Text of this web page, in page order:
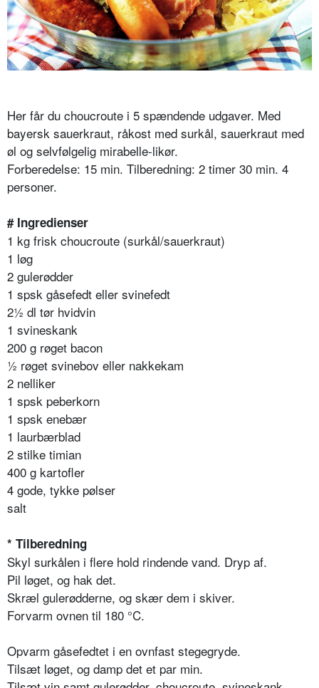
Her får du choucroute i 5 spændende udgaver. Med
bayersk sauerkraut, råkost med surkål, sauerkraut med
øl og selvfølgelig mirabelle-likør.
Forberedelse: 15 min. Tilberedning: 2 timer 30 min. 4
personer.
# Ingredienser
1 kg frisk choucroute (surkål/sauerkraut)
1 løg
2 gulerødder
1 spsk gåsefedt eller svinefedt
2½ dl tør hvidvin
1 svineskank
200 g røget bacon
½ røget svinebov eller nakkekam
2 nelliker
1 spsk peberkorn
1 spsk enebær
1 laurbærblad
2 stilke timian
400 g kartofler
4 gode, tykke pølser
salt
* Tilberedning
Skyl surkålen i flere hold rindende vand. Dryp af.
Pil løget, og hak det.
Skræl gulerødderne, og skær dem i skiver.
Forvarm ovnen til 180 °C.
Opvarm gåsefedtet i en ovnfast stegegryde.
Tilsæt løget, og damp det et par min.